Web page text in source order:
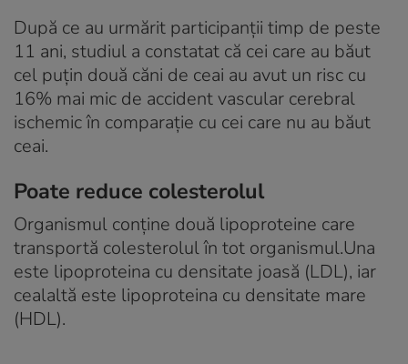
După ce au urmărit participanții timp de peste
11 ani, studiul a constatat că cei care au băut
cel puțin două căni de ceai au avut un risc cu
16% mai mic de accident vascular cerebral
ischemic în comparație cu cei care nu au băut
ceai.
Poate reduce colesterolul
Organismul conține două lipoproteine care
transportă colesterolul în tot organismul.Una
este lipoproteina cu densitate joasă (LDL), iar
cealaltă este lipoproteina cu densitate mare
(HDL).